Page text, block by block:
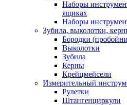
Наборы
ящиках
Наборы
Зубила, выколотки,
Бородки
Выколотки
Зубила
Керны
Крейцмейсели
Измерительный
Рулетки
Штангенциркули